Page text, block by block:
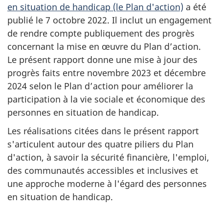
en situation de handicap (le Plan d'action) a été
publié le 7 octobre 2022. Il inclut un engagement
de rendre compte publiquement des progrès
concernant la mise en œuvre du Plan d’action.
Le présent rapport donne une mise à jour des
progrès faits entre novembre 2023 et décembre
2024 selon le Plan d’action pour améliorer la
participation à la vie sociale et économique des
personnes en situation de handicap.
Les réalisations citées dans le présent rapport
s'articulent autour des quatre piliers du Plan
d'action, à savoir la sécurité financière, l'emploi,
des communautés accessibles et inclusives et
une approche moderne à l'égard des personnes
en situation de handicap.